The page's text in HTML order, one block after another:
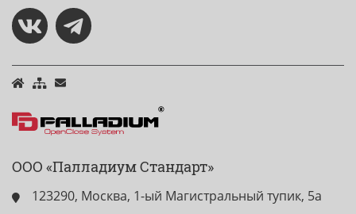
ООО «Палладиум Стандарт»
123290, Москва, 1-ый Магистральный тупик, 5а